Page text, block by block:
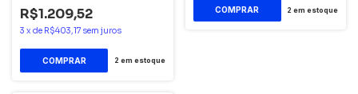
R$1.209,52
3 x de R$403,17 sem juros
2 em estoque
2 em estoque